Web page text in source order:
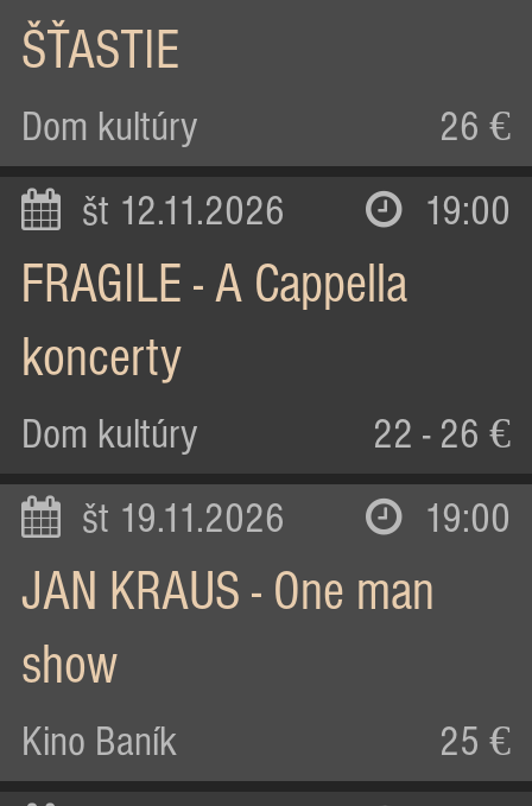
ŠŤASTIE
Dom kultúry 26 €
št 12.11.2026 19:00
FRAGILE - A Cappella
koncerty
Dom kultúry 22 - 26 €
št 19.11.2026 19:00
JAN KRAUS - One man
show
Kino Baník 25 €